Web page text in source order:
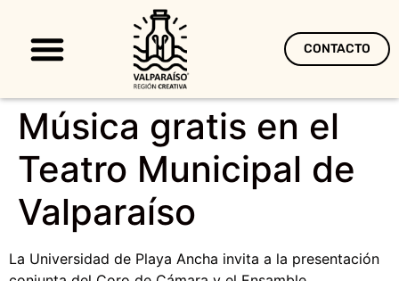
CONTACTO
Música gratis en el
Teatro Municipal de
Valparaíso
La Universidad de Playa Ancha invita a la presentación